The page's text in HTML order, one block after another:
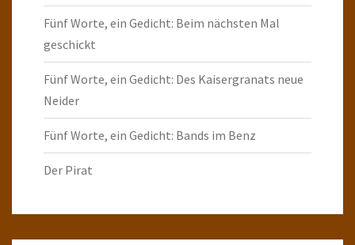
Fünf Worte, ein Gedicht: Beim nächsten Mal
geschickt
Fünf Worte, ein Gedicht: Des Kaisergranats neue
Neider
Fünf Worte, ein Gedicht: Bands im Benz
Der Pirat